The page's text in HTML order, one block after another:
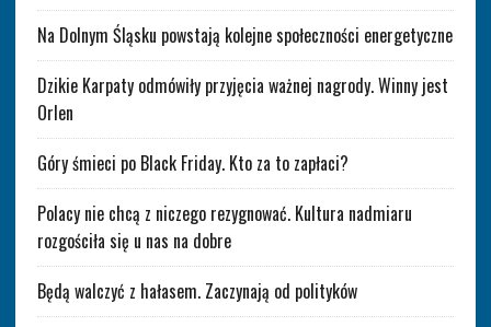
Na Dolnym Śląsku powstają kolejne społeczności energetyczne
Dzikie Karpaty odmówiły przyjęcia ważnej nagrody. Winny jest
Orlen
Góry śmieci po Black Friday. Kto za to zapłaci?
Polacy nie chcą z niczego rezygnować. Kultura nadmiaru
rozgościła się u nas na dobre
Będą walczyć z hałasem. Zaczynają od polityków